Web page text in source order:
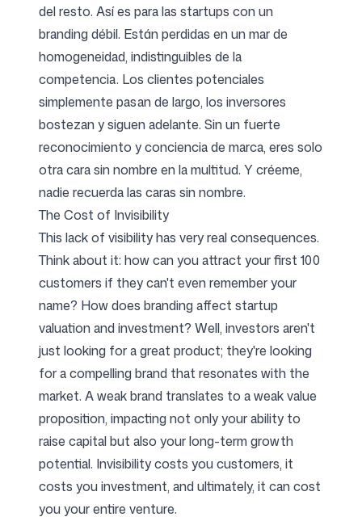
del resto. Así es para las startups con un
branding débil. Están perdidas en un mar de
homogeneidad, indistinguibles de la
competencia. Los clientes potenciales
simplemente pasan de largo, los inversores
bostezan y siguen adelante. Sin un fuerte
reconocimiento y conciencia de marca, eres solo
otra cara sin nombre en la multitud. Y créeme,
nadie recuerda las caras sin nombre.
The Cost of Invisibility
This lack of visibility has very real consequences.
Think about it: how can you attract your first 100
customers if they can't even remember your
name? How does branding affect startup
valuation and investment? Well, investors aren't
just looking for a great product; they're looking
for a compelling brand that resonates with the
market. A weak brand translates to a weak value
proposition, impacting not only your ability to
raise capital but also your long-term growth
potential. Invisibility costs you customers, it
costs you investment, and ultimately, it can cost
you your entire venture.